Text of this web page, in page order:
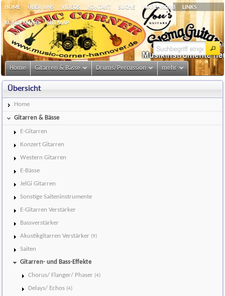
HOME ÜBER UNS VIDEOS KONTAKT SUCHE WARENKORB LINKS
KUNDENINFO SITEMAP
Home Gitarren & Bässe Drums/Percussion mehr
Übersicht
Home
Gitarren & Bässe
E-Gitarren
Konzert Gitarren
Western Gitarren
E-Bässe
JelGi Gitarren
Sonstige Saiteninstrumente
E-Gitarren Verstärker
Bassverstärker
Akustikgitarren Verstärker (9)
Saiten
Gitarren- und Bass-Effekte
Chorus/ Flanger/ Phaser (4)
Delays/ Echos (4)